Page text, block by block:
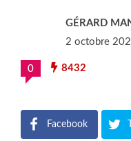
GÉRARD
2 octobre
0 8432
Facebook